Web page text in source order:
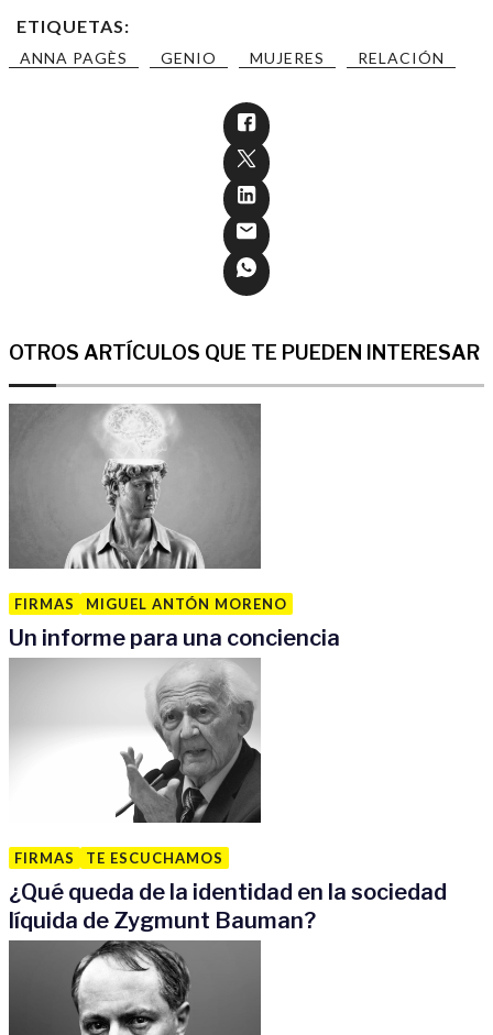
ETIQUETAS:
ANNA PAGÈS GENIO MUJERES RELACIÓN
OTROS ARTÍCULOS QUE TE PUEDEN INTERESAR
FIRMAS MIGUEL ANTÓN MORENO
Un informe para una conciencia
FIRMAS TE ESCUCHAMOS
¿Qué queda de la identidad en la sociedad
líquida de Zygmunt Bauman?